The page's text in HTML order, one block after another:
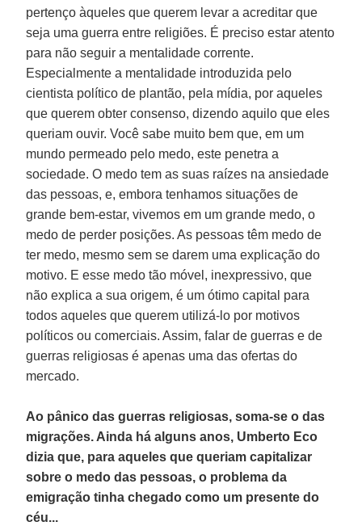
pertenço àqueles que querem levar a acreditar que
seja uma guerra entre religiões. É preciso estar atento
para não seguir a mentalidade corrente.
Especialmente a mentalidade introduzida pelo
cientista político de plantão, pela mídia, por aqueles
que querem obter consenso, dizendo aquilo que eles
queriam ouvir. Você sabe muito bem que, em um
mundo permeado pelo medo, este penetra a
sociedade. O medo tem as suas raízes na ansiedade
das pessoas, e, embora tenhamos situações de
grande bem-estar, vivemos em um grande medo, o
medo de perder posições. As pessoas têm medo de
ter medo, mesmo sem se darem uma explicação do
motivo. E esse medo tão móvel, inexpressivo, que
não explica a sua origem, é um ótimo capital para
todos aqueles que querem utilizá-lo por motivos
políticos ou comerciais. Assim, falar de guerras e de
guerras religiosas é apenas uma das ofertas do
mercado.
Ao pânico das guerras religiosas, soma-se o das
migrações. Ainda há alguns anos, Umberto Eco
dizia que, para aqueles que queriam capitalizar
sobre o medo das pessoas, o problema da
emigração tinha chegado como um presente do
céu...